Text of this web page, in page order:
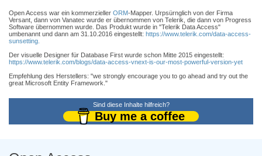
Open Access war ein kommerzieller ORM-Mapper. Urpsürnglich von der Firma
Versant, dann von Vanatec wurde er übernommen von Telerik, die dann von Progress
Software übernommen wurde. Das Produkt wurde in "Telerik Data Access"
umbenannt und dann am 31.10.2016 eingestellt: https://www.telerik.com/data-access-
sunsetting.
Der visuelle Designer für Database First wurde schon Mitte 2015 eingestellt:
https://www.telerik.com/blogs/data-access-vnext-is-our-most-powerful-version-yet
Empfehlung des Herstellers: "we strongly encourage you to go ahead and try out the
great Microsoft Entity Framework."
Sind diese Inhalte hilfreich?
Buy me a coffee